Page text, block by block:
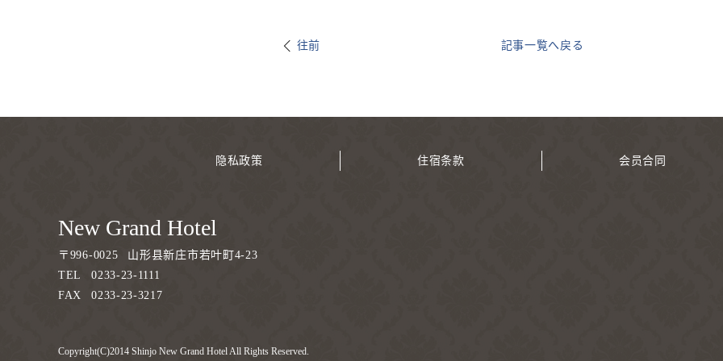
往前 記事一覧へ戻る
隐私政策 住宿条款 会员合同
New Grand Hotel
〒 996-0025
山形县新庄市若叶町4-23
TEL
0233-23-1111
FAX
0233-23-3217
Copyright(C)2014 Shinjo New Grand Hotel All Rights Reserved.